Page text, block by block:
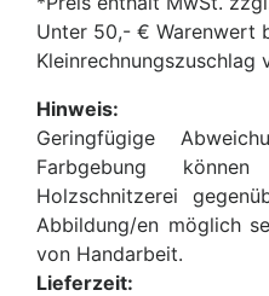
Unter 50,- € Warenwert
Kleinrechnungszuschlag
Hinweis:
Geringfügige
Farbgebung
Holzschnitzerei
Abbildung/en möglich
von Handarbeit.
Lieferzeit: